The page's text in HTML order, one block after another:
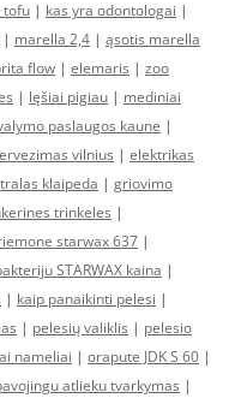
tofu | kas yra odontologai |
| marella 2,4 | ąsotis marella
flow | elemaris | zoo
| lęšiai pigiau | mediniai
paslaugos kaune |
vilnius | elektrikas
tralas klaipeda | griovimo
trinkeles |
starwax 637 |
STARWAX kaina |
| kaip panaikinti pelesi |
| pelesių valiklis | pelesio
nameliai | orapute JDK S 60 |
atlieku tvarkymas |